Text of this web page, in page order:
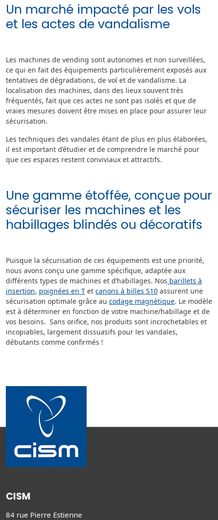
Un marché impacté par les vols
et les actes de vandalisme
Les machines de vending sont autonomes et non surveillées,
ce qui en fait des équipements particulièrement exposés aux
tentatives de dégradations, de vol et de vandalisme. La
localisation des machines, dans des lieux souvent très
fréquentés, fait que ces actes ne sont pas isolés et que de
vraies mesures doivent être mises en place pour assurer leur
sécurisation.
Les techniques des vandales étant de plus en plus élaborées,
il est important d’étudier et de comprendre le marché pour
que ces espaces restent conviviaux et attractifs.
Une gamme étoffée, conçue pour
sécuriser les machines et les
habillages blindés ou décoratifs
Puisque la sécurisation de ces équipements est une priorité,
nous avons conçu une gamme spécifique, adaptée aux
différents types de machines et d’habillages. Nos barillets à
insertion, poignées en T et canons à billes S10 assurent une
sécurisation optimale grâce au codage magnétique. Le modèle
est à déterminer en fonction de votre machine/habillage et de
vos besoins. Sans orifice, nos produits sont incrochetables et
incopiables, largement dissuasifs pour les vandales,
débutants comme confirmés !
CISM
84 rue Pierre Estienne